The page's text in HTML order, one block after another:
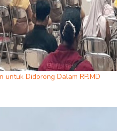
untuk Didorong Dalam RPJMD